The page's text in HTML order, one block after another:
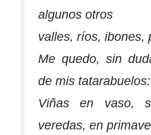
algunos otros
valles, ríos, ibones,
Me quedo, sin
de mis tatarabuelos:
Viñas en vaso,
veredas, en